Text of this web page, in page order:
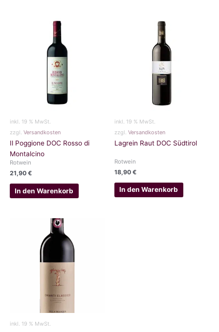
inkl. 19 % MwSt.
zzgl. Versandkosten
Il Poggione DOC Rosso di
Montalcino
Rotwein
21,90 €
In den Warenkorb
inkl. 19 % MwSt.
zzgl. Versandkosten
Lagrein Raut DOC Südtirol
Rotwein
18,90 €
In den Warenkorb
inkl. 19 % MwSt.